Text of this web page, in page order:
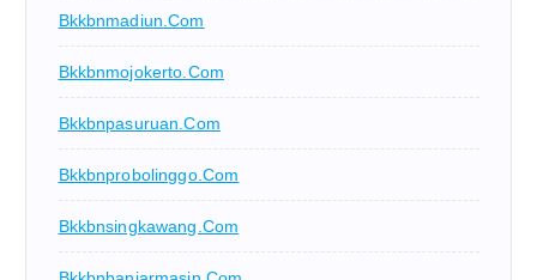
Bkkbnmadiun.com
Bkkbnmojokerto.com
Bkkbnpasuruan.com
Bkkbnprobolinggo.com
Bkkbnsingkawang.com